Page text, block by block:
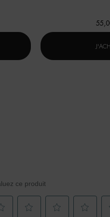
VOTRE PROGRAMME RESCULPTANT
ce produit